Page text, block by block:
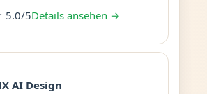
5Details ansehen →
AI Design